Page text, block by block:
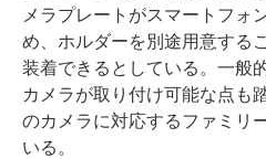
メラプレートがスマートフォ
め、ホルダーを別途用意する
装着できるとしている。一般
カメラが取り付け可能な点も
のカメラに対応するファミリ
いる。